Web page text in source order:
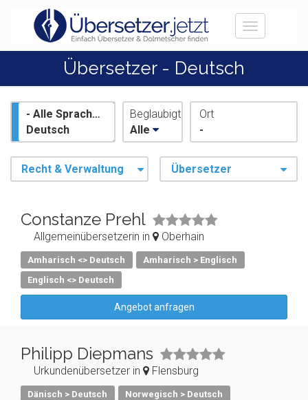
Toggle
Übersetzer - Deutsch
- Alle Sprachen -
Deutsch
Beglaubigt
Alle
Ort
-
Recht & Verwaltung Übersetzer
Constanze Prehl
Allgemeinübersetzerin in Oberhain
Amharisch <> Deutsch
Amharisch > Englisch
Englisch <> Deutsch
Angebot anfragen
Philipp Diepmans
Urkundenübersetzer in Flensburg
Dänisch > Deutsch
Norwegisch > Deutsch